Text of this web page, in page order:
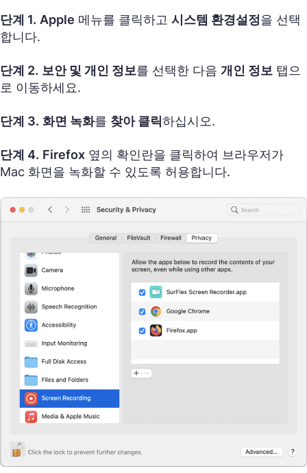
단계 1. Apple 메뉴를 클릭하고 시스템 환경설정을 선택
합니다.
단계 2. 보안 및 개인 정보를 선택한 다음 개인 정보 탭으
로 이동하세요.
단계 3. 화면 녹화를 찾아 클릭하십시오.
단계 4. Firefox 옆의 확인란을 클릭하여 브라우저가
Mac 화면을 녹화할 수 있도록 허용합니다.